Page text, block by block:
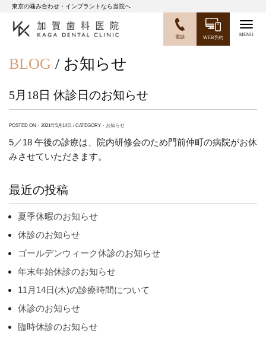
東京の噛み合わせ・インプラントなら当院へ
WEB予約
電話
BLOG / お知らせ
5月18日 休診日のお知らせ
POSTED ON・2021年5月14日 / CATEGORY・ お知らせ
5／18 午後の診療は、院内研修会のため門前仲町の病院がお休
みさせていただきます。
最近の投稿
夏季休暇のお知らせ
休診のお知らせ
ゴールデンウィーク休診のお知らせ
年末年始休診のお知らせ
11月14日(木)の診療時間について
休診のお知らせ
臨時休診のお知らせ